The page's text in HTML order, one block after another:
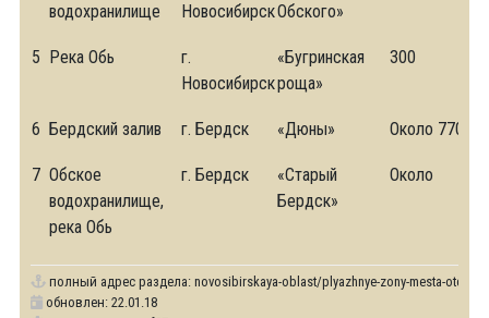
водохранилище
НовосибирскОбского»
5 Река Обь
г.
Новосибирск
«Бугринская
роща»
300
6 Бердский залив г. Бердск «Дюны» Около 770
7 Обское
водохранилище,
река Обь
г. Бердск
«Старый
Бердск»
Около
полный адрес раздела: novosibirskaya-oblast/plyazhnye-zony-mesta-
обновлен: 22.01.18